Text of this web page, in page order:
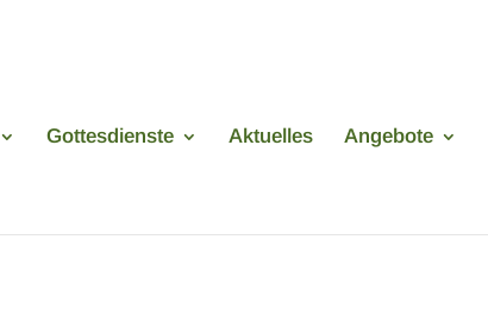
Gottesdienste Aktuelles Angebote